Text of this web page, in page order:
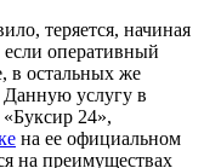
теряется, начиная
оперативный
в остальных же
Данную услугу в
24»,
на ее официальном
на преимуществах